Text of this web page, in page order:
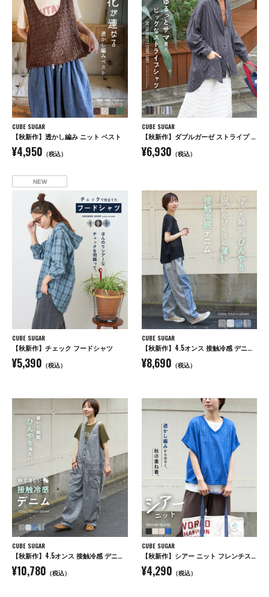
CUBE SUGAR
【秋新作】透かし編み ニット ベスト
¥4,950 （税込）
CUBE SUGAR
【秋新作】ダブルガーゼ ストライプ ビッグシャツ
¥6,930 （税込）
NEW
CUBE SUGAR
【秋新作】チェック フードシャツ
¥5,390 （税込）
CUBE SUGAR
【秋新作】4.5オンス 接触冷感 デニム コクーンパンツ
¥8,690 （税込）
CUBE SUGAR
【秋新作】4.5オンス 接触冷感 デニム サロペットパンツ
¥10,780 （税込）
CUBE SUGAR
【秋新作】シアー ニット フレンチスリーブ プルオーバー
¥4,290 （税込）